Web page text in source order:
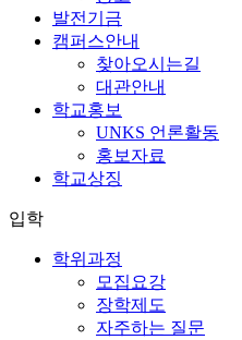
발전기금
캠퍼스안내
찾아오시는길
대관안내
학교홍보
UNKS 언론활동
홍보자료
학교상징
입학
학위과정
모집요강
장학제도
자주하는 질문